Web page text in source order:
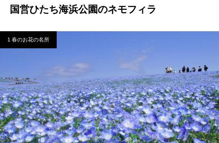
国営ひたち海浜公園のネモフィラ
1 春のお花の名所